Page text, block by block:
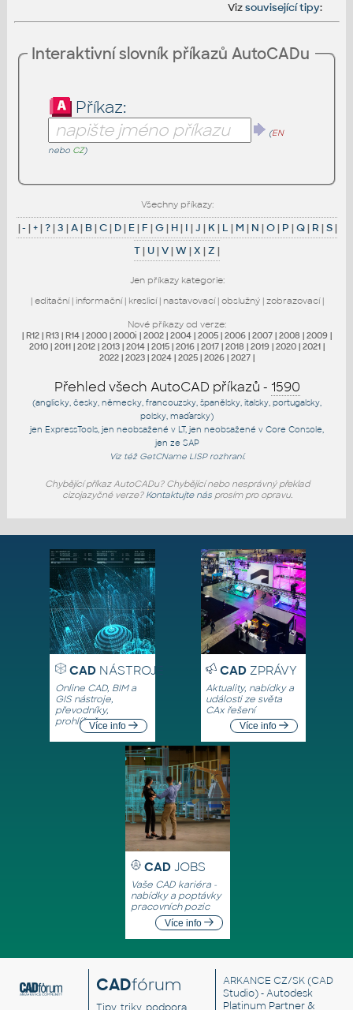
Vizsouvisející tipy:
Interaktivní slovník příkazů AutoCADu
Příkaz:
(EN
nebo CZ)
Všechny příkazy:
|- |+|?|3 |A| B|C| D| E| F |G| H| I |J | K| L | M | N |O| P |Q| R |S|
T| U|V|W|X |Z |
Jen příkazy kategorie:
| editační| informační| kreslicí| nastavovací| obslužný| zobrazovací|
Nové příkazy od verze:
| R12 | R13 | R14 | 2000 | 2000i | 2002 | 2004 | 2005 | 2006 | 2007 | 2008 | 2009 |
2010 | 2011 | 2012 | 2013 | 2014 | 2015 | 2016 | 2017 | 2018 | 2019 | 2020 | 2021 |
2022 | 2023 | 2024 | 2025 | 2026 | 2027 |
Přehled všech AutoCAD příkazů - 1590
(anglicky, česky, německy, francouzsky, španělsky, italsky, portugalsky,
polsky, maďarsky)
jen ExpressTools , jen neobsažené v LT, jen neobsažené v Core Console
jen ze SAP
Viz též GetCNameLISP rozhraní.
Chybějící příkaz AutoCADu? Chybějící nebo nesprávný překlad
cizojazyčné verze? Kontaktujte násprosím pro opravu.
CADNÁSTROJE
Online CAD, BIM a
GIS nástroje,
převodníky,
prohlížečeVíce info
CADZPRÁVY
Aktuality, nabídky a
události ze světa
CAx řešení
Více info
CAD JOBS
Vaše CAD kariéra -
nabídky a poptávky
pracovních pozic
Více info
CADfórum ARKANCE CZ/SK(CAD
Studio) - Autodesk
Platinum Partner &